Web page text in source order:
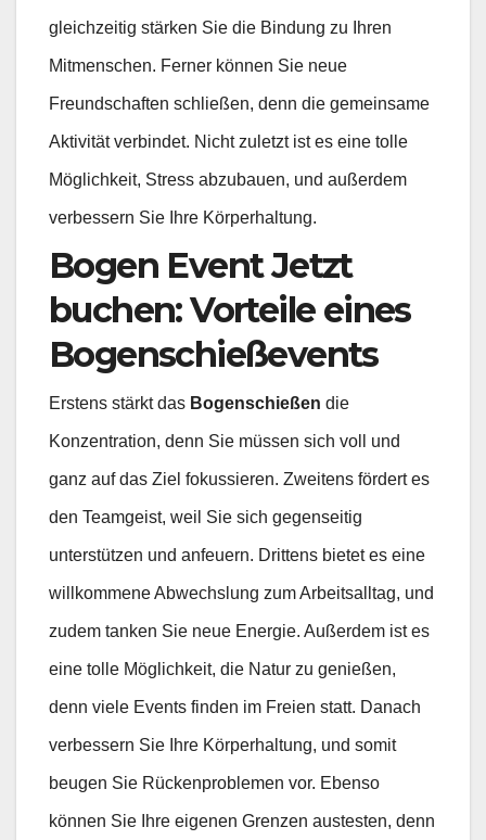
gleichzeitig stärken Sie die Bindung zu Ihren
Mitmenschen. Ferner können Sie neue
Freundschaften schließen, denn die gemeinsame
Aktivität verbindet. Nicht zuletzt ist es eine tolle
Möglichkeit, Stress abzubauen, und außerdem
verbessern Sie Ihre Körperhaltung.
Bogen Event Jetzt
buchen: Vorteile eines
Bogenschießevents
Erstens stärkt das Bogenschießen die
Konzentration, denn Sie müssen sich voll und
ganz auf das Ziel fokussieren. Zweitens fördert es
den Teamgeist, weil Sie sich gegenseitig
unterstützen und anfeuern. Drittens bietet es eine
willkommene Abwechslung zum Arbeitsalltag, und
zudem tanken Sie neue Energie. Außerdem ist es
eine tolle Möglichkeit, die Natur zu genießen,
denn viele Events finden im Freien statt. Danach
verbessern Sie Ihre Körperhaltung, und somit
beugen Sie Rückenproblemen vor. Ebenso
können Sie Ihre eigenen Grenzen austesten, denn